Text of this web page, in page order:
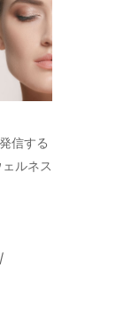
信する
ルネス